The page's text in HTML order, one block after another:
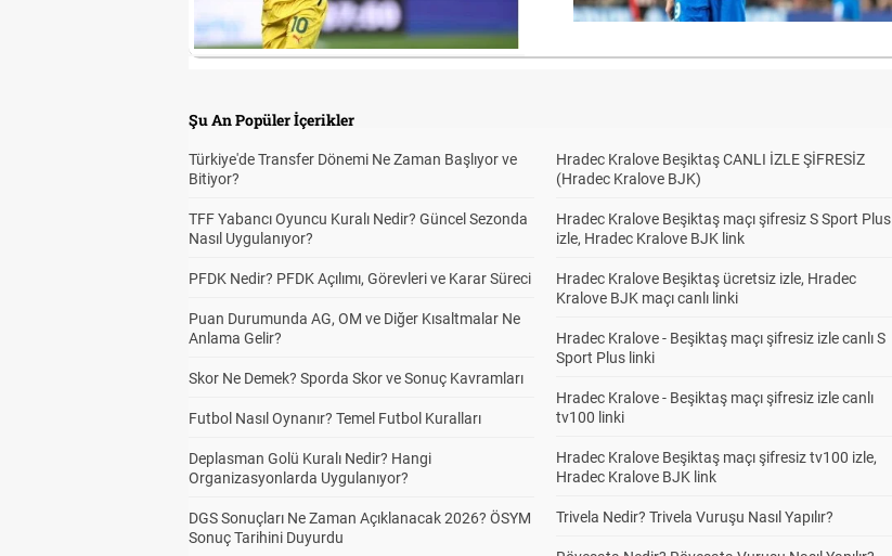
Şu An Popüler İçerikler
Türkiye'de Transfer Dönemi Ne Zaman Başlıyor ve
Bitiyor?
TFF Yabancı Oyuncu Kuralı Nedir? Güncel Sezonda
Nasıl Uygulanıyor?
PFDK Nedir? PFDK Açılımı, Görevleri ve Karar Süreci
Puan Durumunda AG, OM ve Diğer Kısaltmalar Ne
Anlama Gelir?
Skor Ne Demek? Sporda Skor ve Sonuç Kavramları
Futbol Nasıl Oynanır? Temel Futbol Kuralları
Deplasman Golü Kuralı Nedir? Hangi
Organizasyonlarda Uygulanıyor?
DGS Sonuçları Ne Zaman Açıklanacak 2026? ÖSYM
Sonuç Tarihini Duyurdu
Hradec Kralove Beşiktaş CANLI İZLE ŞİFRESİZ
(Hradec Kralove BJK)
Hradec Kralove Beşiktaş maçı şifresiz S Sport Plus
izle, Hradec Kralove BJK link
Hradec Kralove Beşiktaş ücretsiz izle, Hradec
Kralove BJK maçı canlı linki
Hradec Kralove - Beşiktaş maçı şifresiz izle canlı S
Sport Plus linki
Hradec Kralove - Beşiktaş maçı şifresiz izle canlı
tv100 linki
Hradec Kralove Beşiktaş maçı şifresiz tv100 izle,
Hradec Kralove BJK link
Trivela Nedir? Trivela Vuruşu Nasıl Yapılır?